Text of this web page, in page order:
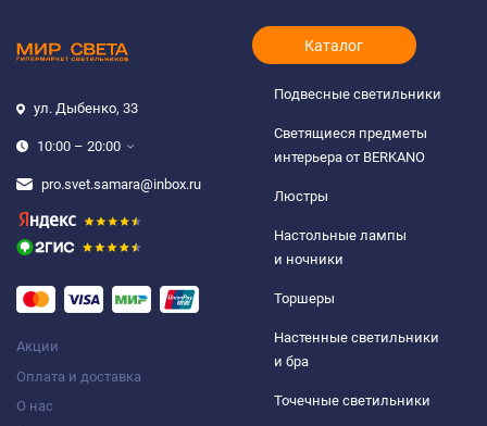
ул. Дыбенко, 33
10:00 – 20:00
pro.svet.samara@inbox.ru
Акции
Оплата и доставка
О нас
Каталог
Подвесные светильники
Светящиеся предметы
интерьера от BERKANO
Люстры
Настольные лампы
и ночники
Торшеры
Настенные светильники
и бра
Точечные светильники